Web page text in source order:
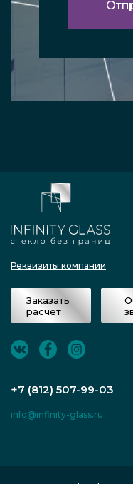
Реквизиты компании
Заказать
расчет
+7 (812) 507-99-03
info@infinity-glass.ru